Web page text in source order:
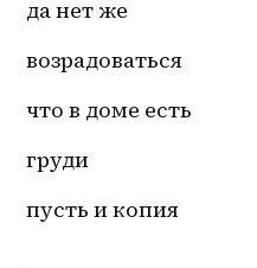
да нет же
возрадоваться
что в доме есть
груди
пусть и копия